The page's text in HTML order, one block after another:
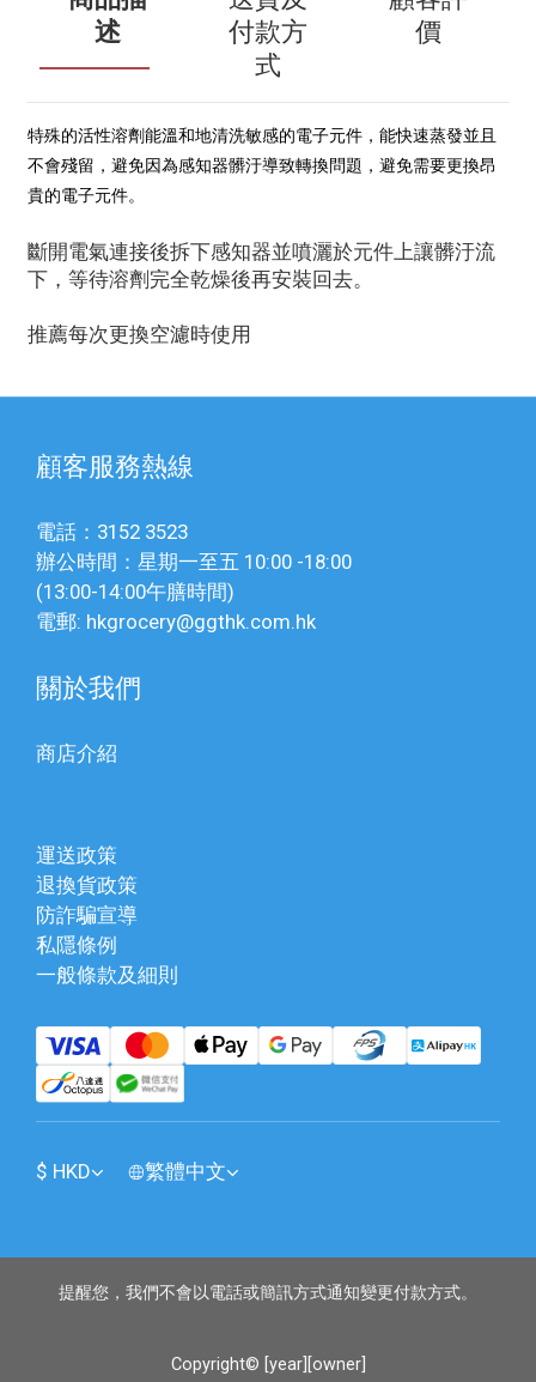
述
付款方
式
價
特殊的活性溶劑能溫和地清洗敏感的電子元件，能快速蒸發並且
不會殘留，避免因為感知器髒汙導致轉換問題，避免需要更換昂
貴的電子元件。
斷開電氣連接後拆下感知器並噴灑於元件上讓髒汙流
下，等待溶劑完全乾燥後再安裝回去。
推薦每次更換空濾時使用
顧客服務熱線
電話：3152 3523
辦公時間：星期一至五 10:00 -18:00
(13:00-14:00午膳時間)
電郵: hkgrocery@ggthk.com.hk
關於我們
商店介紹
運送政策
退換貨政策
防詐騙宣導
私隱條例
一般條款及細則
$ HKD 繁體中文
提醒您，我們不會以電話或簡訊方式通知變更付款方式。
Copyright© [year][owner]